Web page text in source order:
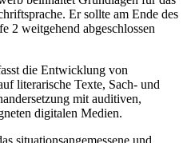
Er sollte am Ende des
2 weitgehend abgeschlossen
die Entwicklung von
literarische Texte, Sach- und
mit auditiven,
digitalen Medien.
situationsangemessene und